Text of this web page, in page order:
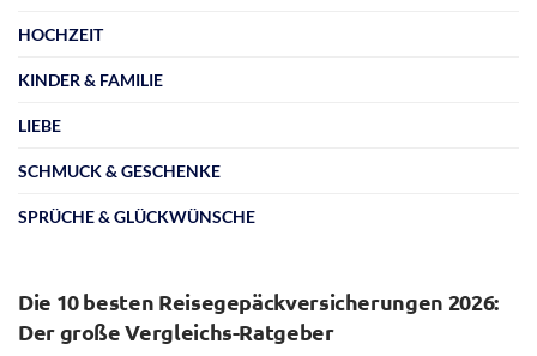
HOCHZEIT
KINDER & FAMILIE
LIEBE
SCHMUCK & GESCHENKE
SPRÜCHE & GLÜCKWÜNSCHE
Die 10 besten Reisegepäckversicherungen 2026:
Der große Vergleichs-Ratgeber